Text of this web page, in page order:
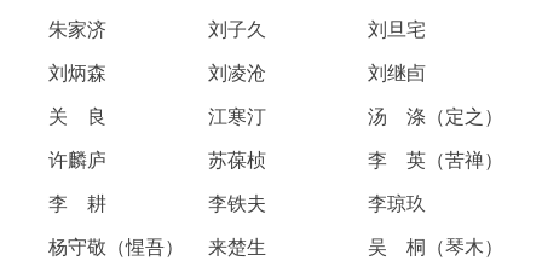
朱家济 刘子久 刘旦宅
刘炳森 刘凌沧 刘继卣
关 良 江寒汀 汤 涤（定之）
许麟庐 苏葆桢 李 英（苦禅）
李 耕 李铁夫 李琼玖
杨守敬（惺吾） 来楚生 吴 桐（琴木）